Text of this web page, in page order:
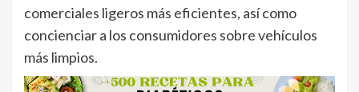
comerciales ligeros más eficientes, así como
concienciar a los consumidores sobre vehículos
más limpios.